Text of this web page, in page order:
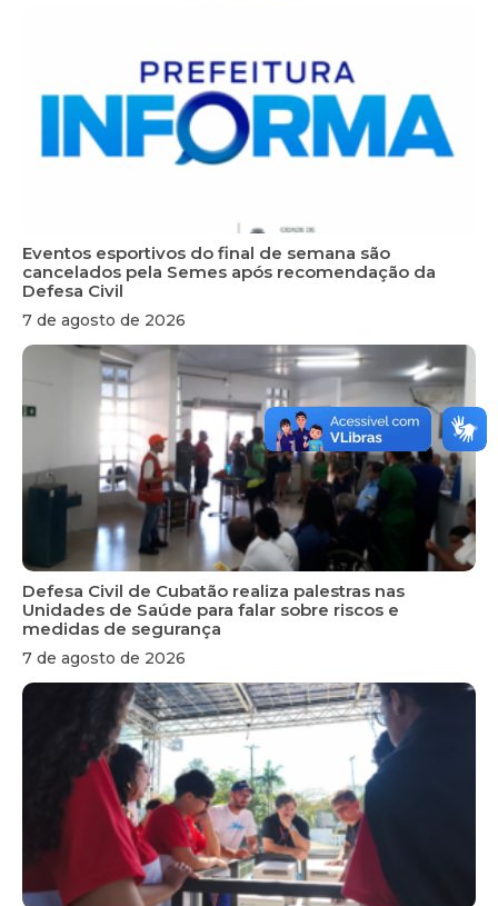
Eventos esportivos do final de semana são
cancelados pela Semes após recomendação da
Defesa Civil
7 de agosto de 2026
Defesa Civil de Cubatão realiza palestras nas
Unidades de Saúde para falar sobre riscos e
medidas de segurança
7 de agosto de 2026